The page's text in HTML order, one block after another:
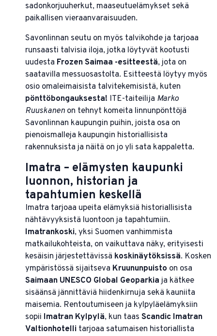
sadonkorjuuherkut, maaseutuelämykset sekä
paikallisen vieraanvaraisuuden.
Savonlinnan seutu on myös talvikohde ja tarjoaa
runsaasti talvisia iloja, jotka löytyvät kootusti
uudesta Frozen Saimaa -esitteestä, jota on
saatavilla messuosastolta. Esitteestä löytyy myös
osio omaleimaisista talvitekemisistä, kuten
pönttöbongauksesta! ITE-taiteilija Marko
Ruuskanen on tehnyt komeita linnunpönttöjä
Savonlinnan kaupungin puihin, joista osa on
pienoismalleja kaupungin historiallisista
rakennuksista ja näitä on jo yli sata kappaletta.
Imatra – elämysten kaupunki
luonnon, historian ja
tapahtumien keskellä
Imatra tarjoaa upeita elämyksiä historiallisista
nähtävyyksistä luontoon ja tapahtumiin.
Imatrankoski, yksi Suomen vanhimmista
matkailukohteista, on vaikuttava näky, erityisesti
kesäisin järjestettävissä koskinäytöksissä. Kosken
ympäristössä sijaitseva Kruununpuisto on osa
Saimaan UNESCO Global Geoparkia ja kätkee
sisäänsä jännittäviä hiidenkirnuja sekä kauniita
maisemia. Rentoutumiseen ja kylpyläelämyksiin
sopii Imatran Kylpylä, kun taas Scandic Imatran
Valtionhotelli tarjoaa satumaisen historiallista